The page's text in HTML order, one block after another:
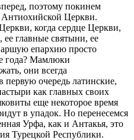
поэтому покинем
Церкви.
когда сердце Церкви,
ее главные святыни, ее
епархию просто
года? Мамлюки
они всегда
очередь латинские,
как главных своих
еще некоторое время
в упадок. Но перенесемся
Урфа, как и Антакья, это
Турецкой Республики.